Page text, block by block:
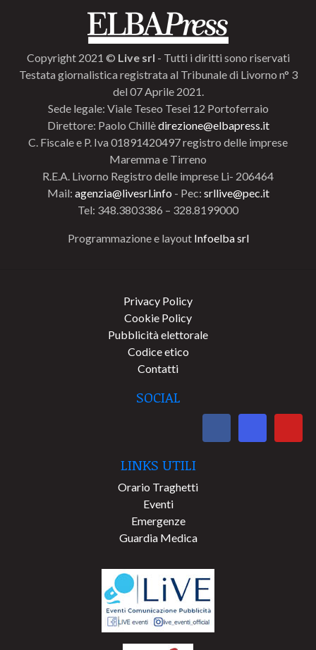
Copyright 2021 © Live srl - Tutti i diritti sono riservati
Testata giornalistica registrata al Tribunale di Livorno n° 3
del 07 Aprile 2021.
Sede legale: Viale Teseo Tesei 12 Portoferraio
Direttore: Paolo Chillèdirezione@elbapress.it
C. Fiscale e P. Iva 01891420497 registro delle imprese
Maremma e Tirreno
R.E.A. Livorno Registro delle imprese Li- 206464
Mail: agenzia@livesrl.info - Pec: srllive@pec.it
Tel: 348.3803386 – 328.8199000
Programmazione e layout Infoelba srl
Privacy Policy
Cookie Policy
Pubblicità elettorale
Codice etico
Contatti
SOCIAL
LINKS UTILI
Orario Traghetti
Eventi
Emergenze
Guardia Medica